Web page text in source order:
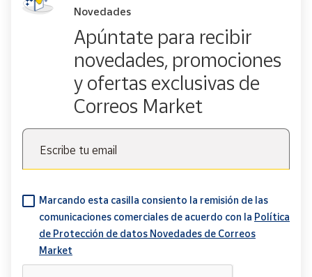
Novedades
Apúntate para recibir
novedades, promociones
y ofertas exclusivas de
Correos Market
Escribe tu email
Marcando esta casilla consiento la remisión de las
comunicaciones comerciales de acuerdo con la Política
de Protección de datos Novedades de Correos
Market